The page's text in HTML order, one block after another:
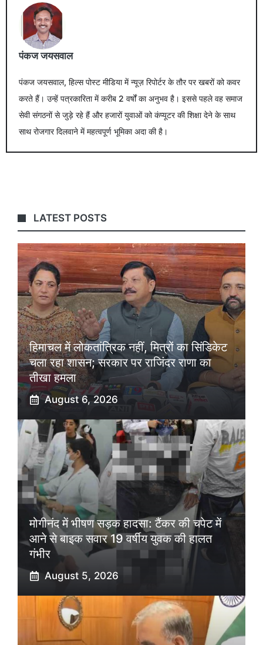
पंकज जयसवाल
पंकज जयसवाल, हिल्स पोस्ट मीडिया में न्यूज़ रिपोर्टर के तौर पर खबरों को कवर
करते हैं। उन्हें पत्रकारिता में करीब 2 वर्षों का अनुभव है। इससे पहले वह समाज
सेवी संगठनों से जुड़े रहे हैं और हजारों युवाओं को कंप्यूटर की शिक्षा देने के साथ
साथ रोजगार दिलवाने में महत्वपूर्ण भूमिका अदा की है।
LATEST POSTS
हिमाचल में लोकतांत्रिक नहीं, मित्रों का सिंडिकेट
चला रहा शासन; सरकार पर राजिंदर राणा का
तीखा हमला
August 6, 2026
मोगीनंद में भीषण सड़क हादसा: टैंकर की चपेट में
आने से बाइक सवार 19 वर्षीय युवक की हालत
गंभीर
August 5, 2026